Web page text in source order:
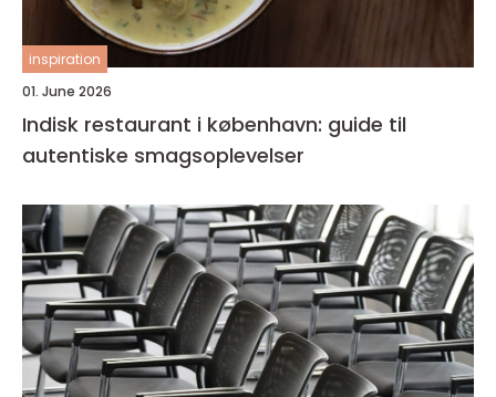
inspiration
01. June 2026
Indisk restaurant i københavn: guide til
autentiske smagsoplevelser